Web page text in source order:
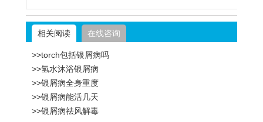
相关阅读 在线咨询
>>torch包括银屑病吗
>>氢水沐浴银屑病
>>银屑病全身重度
>>银屑病能活几天
>>银屑病祛风解毒